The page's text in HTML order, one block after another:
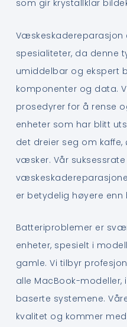
som gir krystallklar
Væskeskadereparasjon
spesialiteter, da denne
umiddelbar og ekspert
komponenter og data.
prosedyrer for å rense
enheter som har blitt
det dreier seg om kaffe,
væsker. Vår
er betydelig høyere
Batteriproblemer er
enheter, spesielt i
gamle. Vi tilbyr
alle MacBook-modeller,
baserte systemene.
kvalitet og kommer